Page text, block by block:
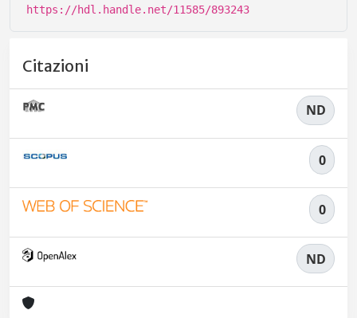
https://hdl.handle.net/11585/893243
Citazioni
ND
0
0
ND